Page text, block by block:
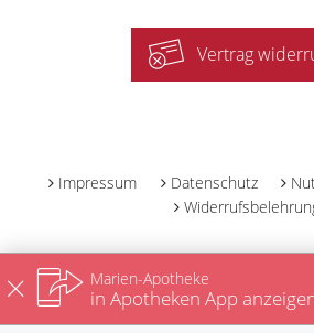
Vertrag
Impressum Datenschutz
Marien-Apotheke
in Apotheken App